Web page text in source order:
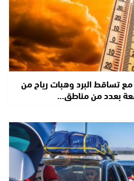
تساقط البرد وهبات رياح من
بعدد من مناطق…